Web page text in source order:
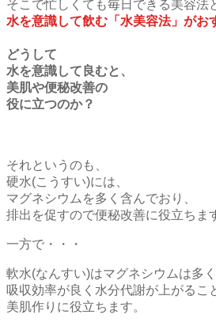
そこで忙しくても毎日できる美容法
水を意識して飲む「水美容法」がお
どうして
水を意識して良むと、
美肌や便秘改善の
役に立つのか？
それというのも、
硬水(こうすい)には、
マグネシウムを多く含んでおり、
排出を促すので便秘改善に役立ちま
一方で・・・
軟水(なんすい)はマグネシウムは多く
吸収効率が良く水分代謝が上がるこ
美肌作りに役立ちます。